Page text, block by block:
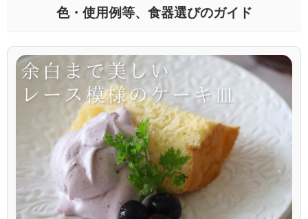
色・使用例等、食器選びのガイド